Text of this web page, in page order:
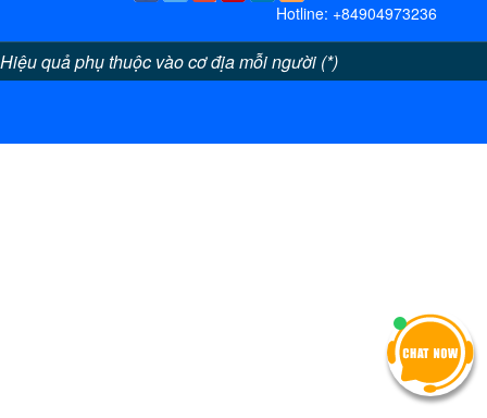
Hotline: +84904973236
Hiệu quả phụ thuộc vào cơ địa mỗi người (*)